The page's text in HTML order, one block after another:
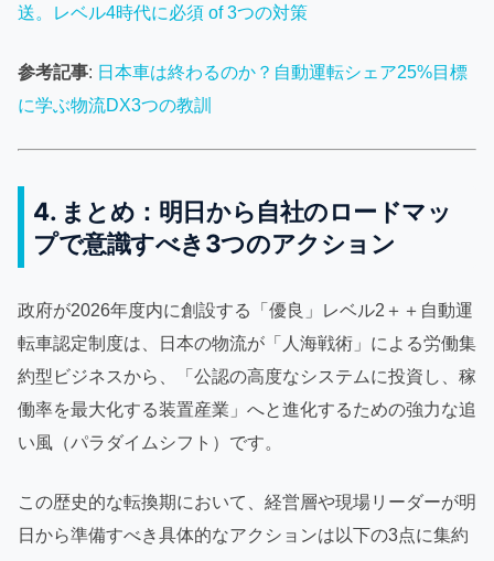
送。レベル4時代に必須 of 3つの対策
参考記事: 日本車は終わるのか？自動運転シェア25%目標
に学ぶ物流DX3つの教訓
4. まとめ：明日から自社のロードマッ
プで意識すべき3つのアクション
政府が2026年度内に創設する「優良」レベル2＋＋自動運
転車認定制度は、日本の物流が「人海戦術」による労働集
約型ビジネスから、「公認の高度なシステムに投資し、稼
働率を最大化する装置産業」へと進化するための強力な追
い風（パラダイムシフト）です。
この歴史的な転換期において、経営層や現場リーダーが明
日から準備すべき具体的なアクションは以下の3点に集約